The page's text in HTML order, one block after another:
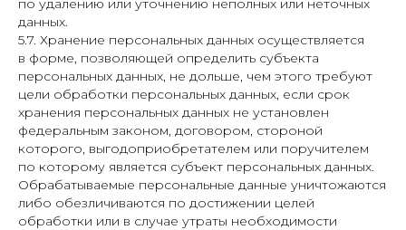
по удалению или уточнению неполных или неточных
данных.
5.7. Хранение персональных данных осуществляется
в форме, позволяющей определить субъекта
персональных данных, не дольше, чем этого требуют
цели обработки персональных данных, если срок
хранения персональных данных не установлен
федеральным законом, договором, стороной
которого, выгодоприобретателем или поручителем
по которому является субъект персональных данных.
Обрабатываемые персональные данные уничтожаются
либо обезличиваются по достижении целей
обработки или в случае утраты необходимости